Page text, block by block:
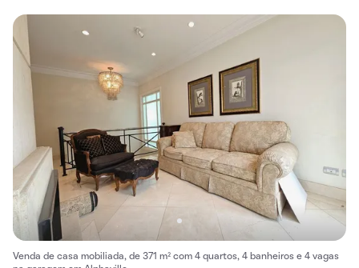
Venda de casa mobiliada, de 371 m² com 4 quartos, 4 banheiros e 4 vagas